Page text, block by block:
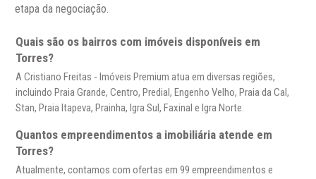
etapa da negociação.
Quais são os bairros com imóveis disponíveis em
Torres?
A Cristiano Freitas - Imóveis Premium atua em diversas regiões,
incluindo Praia Grande, Centro, Predial, Engenho Velho, Praia da Cal,
Stan, Praia Itapeva, Prainha, Igra Sul, Faxinal e Igra Norte.
Quantos empreendimentos a imobiliária atende em
Torres?
Atualmente, contamos com ofertas em 99 empreendimentos e